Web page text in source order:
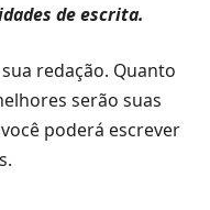
de escrita.
redação. Quanto
serão suas
poderá escrever